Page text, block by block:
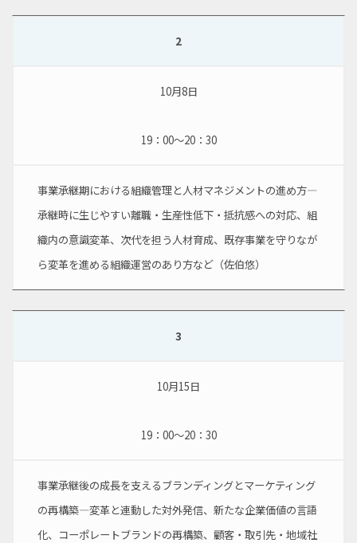
2
10月8日
19：00～20：30
事業承継期における組織管理と人材マネジメントの進め方―
承継時に生じやすい離職・生産性低下・抵抗感への対応、組
織内の意識変革、次代を担う人材育成、既存事業を守りなが
ら変革を進める組織運営のあり方など（佐伯悠）
3
10月15日
19：00～20：30
事業承継後の成長を支えるブランディングとマーケティング
の再構築―変革と連動した対外発信、新たな企業価値の言語
化、コーポレートブランドの再構築、顧客・取引先・地域社